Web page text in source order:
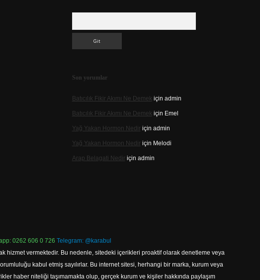
Son yorumlar
Batıcılık Fikir Akımı Ne Demek için admin
Batıcılık Fikir Akımı Ne Demek için Emel
Yağ Yakan Hormon Nediriçin admin
Yağ Yakan Hormon Nediriçin Melodi
Arap Belagati Nediriçin admin
0262 606 0 726 Telegram: @karabul
hizmet vermektedir. Bu nedenle, sitedeki içerikleri proaktif olarak denetleme veya
kabul etmiş sayılırlar. Bu internet sitesi, herhangi bir marka, kurum veya
haber niteliği taşımamakta olup, gerçek kurum ve kişiler hakkında paylaşım